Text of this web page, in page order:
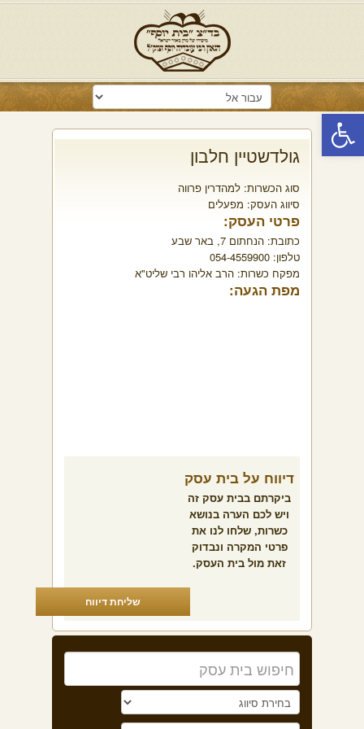
פתח סרגל נגישות
גולדשטיין חלבון
סוג הכשרות: למהדרין פרווה
סיווג העסק: מפעלים
פרטי העסק:
כתובת: הנחתום 7, באר שבע
טלפון: 054-4559900
מפקח כשרות: הרב אליהו רבי שליט"א
מפת הגעה:
דיווח על בית עסק
ביקרתם בבית עסק זה
ויש לכם הערה בנושא
כשרות, שלחו לנו את
פרטי המקרה ונבדוק
זאת מול בית העסק.
שליחת דיווח